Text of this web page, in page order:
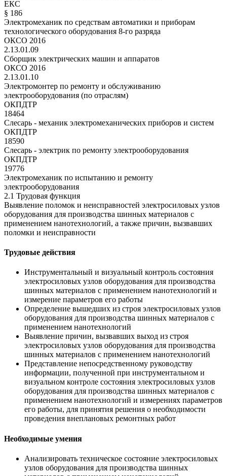
ЕКС
§ 186
Электромеханик по средствам автоматики и приборам
технологического оборудования 8-го разряда
ОКСО 2016
2.13.01.09
Сборщик электрических машин и аппаратов
ОКСО 2016
2.13.01.10
Электромонтер по ремонту и обслуживанию
электрооборудования (по отраслям)
ОКПДТР
18464
Слесарь - механик электромеханических приборов и систем
ОКПДТР
18590
Слесарь - электрик по ремонту электрооборудования
ОКПДТР
19776
Электромеханик по испытанию и ремонту
электрооборудования
2.1 Трудовая функция
Выявление поломок и неисправностей электросиловых узлов
оборудования для производства шинных материалов с
применением нанотехнологий, а также причин, вызвавших
поломки и неисправности
Трудовые действия
Инструментальный и визуальный контроль состояния
электросиловых узлов оборудования для производства
шинных материалов с применением нанотехнологий и
измерение параметров его работы
Определение вышедших из строя электросиловых узлов
оборудования для производства шинных материалов с
применением нанотехнологий
Выявление причин, вызвавших выход из строя
электросиловых узлов оборудования для производства
шинных материалов с применением нанотехнологий
Представление непосредственному руководству
информации, полученной при инструментальном и
визуальном контроле состояния электросиловых узлов
оборудования для производства шинных материалов с
применением нанотехнологий и измерениях параметров
его работы, для принятия решения о необходимости
проведения внеплановых ремонтных работ
Необходимые умения
Анализировать техническое состояние электросиловых
узлов оборудования для производства шинных